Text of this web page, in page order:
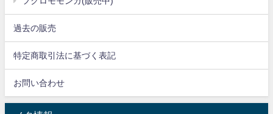
過去の販売
特定商取引法に基づく表記
お問い合わせ